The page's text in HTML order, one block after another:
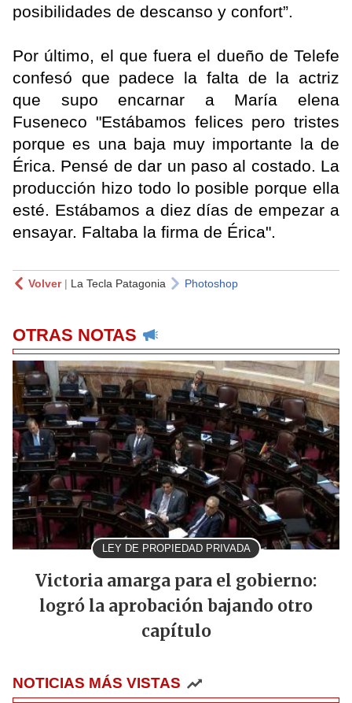
posibilidades de descanso y confort”.
Por último, el que fuera el dueño de Telefe
confesó que padece la falta de la actriz
que supo encarnar a María elena
Fuseneco "Estábamos felices pero tristes
porque es una baja muy importante la de
Érica. Pensé de dar un paso al costado. La
producción hizo todo lo posible porque ella
esté. Estábamos a diez días de empezar a
ensayar. Faltaba la firma de Érica".
Volver| La Tecla Patagonia Photoshop
OTRAS NOTAS
LEY DE PROPIEDAD PRIVADA
Victoria amarga para el gobierno:
logró la aprobación bajando otro
capítulo
NOTICIAS MÁS VISTAS